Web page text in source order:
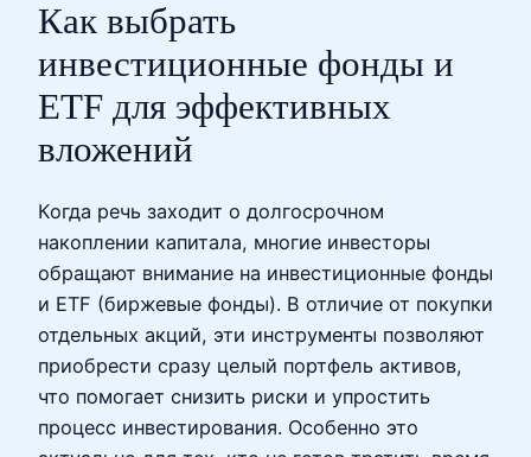
Как выбрать
инвестиционные фонды и
ETF для эффективных
вложений
Когда речь заходит о долгосрочном
накоплении капитала, многие инвесторы
обращают внимание на инвестиционные фонды
и ETF (биржевые фонды). В отличие от покупки
отдельных акций, эти инструменты позволяют
приобрести сразу целый портфель активов,
что помогает снизить риски и упростить
процесс инвестирования. Особенно это